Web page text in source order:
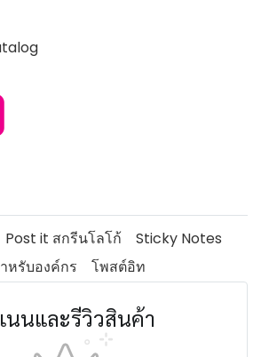
Post it สกรีนโลโก้
Sticky Notes
หรับองค์กร
โพสต์อิท
นนและรีวิวสินค้า